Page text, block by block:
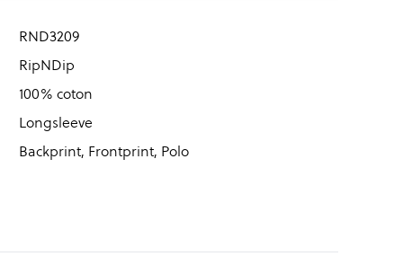
RND3209
RipNDip
100% coton
Longsleeve
Backprint, Frontprint, Polo